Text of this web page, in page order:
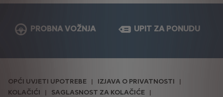
PROBNA VOŽNJA UPIT ZA PONUDU
OPĆI UVJETI UPOTREBE
IZJAVA O PRIVATNOSTI
KOLAČIĆI
SAGLASNOST ZA KOLAČIĆE